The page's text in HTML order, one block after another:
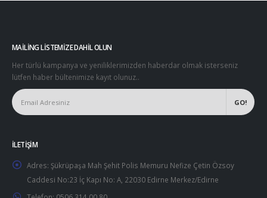
MAILING LISTEMIZE DAHIL OLUN
Her türlü kampanya ve yeniliklerimizden haberdar olmak isterseniz
lütfen haber bültenimize kayıt olunuz..
İLETIŞIM
Adres: Şükrüpaşa Mah Şehit Polis Memuru Nefize Çetin Özsoy
Caddesi No:23 İç Kapı No: A, 22030 Edirne Merkez/Edirne